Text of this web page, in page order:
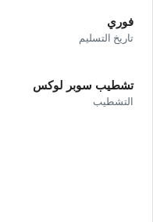
فوري
تاريخ التسليم
تشطيب سوبر لوكس
التشطيب